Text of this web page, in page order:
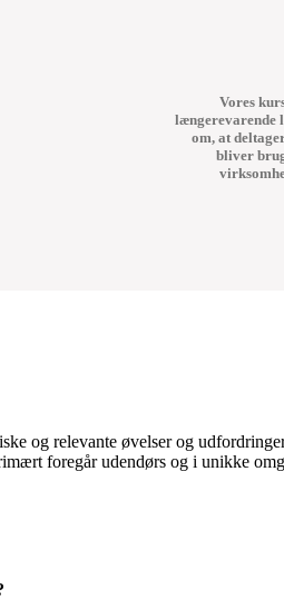
Vores
længerevarende
om, at
bliver
og relevante øvelser og
foregår udendørs og i unikke